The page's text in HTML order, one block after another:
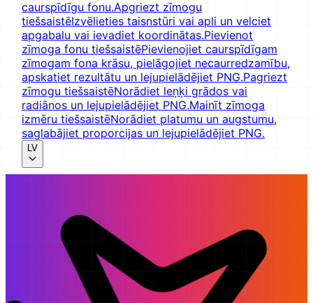
caurspīdīgu fonu.Apgriezt zīmogu
tiešsaistēIzvēlieties taisnstūri vai apli un velciet
apgabalu vai ievadiet koordinātas.Pievienot
zīmoga fonu tiešsaistēPievienojiet caurspīdīgam
zīmogam fona krāsu, pielāgojiet necaurredzamību,
apskatiet rezultātu un lejupielādējiet PNG.Pagriezt
zīmogu tiešsaistēNorādiet leņķi grādos vai
radiānos un lejupielādējiet PNG.Mainīt zīmoga
izmēru tiešsaistēNorādiet platumu un augstumu,
saglabājiet proporcijas un lejupielādējiet PNG.
LV